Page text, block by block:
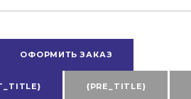
ОФОРМИТЬ ЗАКАЗ
{PRE_TITLE}